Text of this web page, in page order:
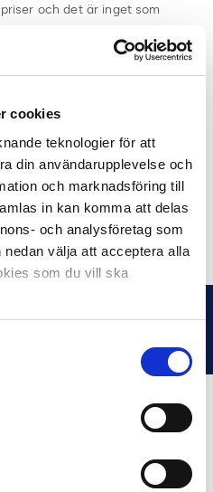
cookies
teknologier för att
din användarupplevelse och
och marknadsföring till
in kan komma att delas
och analysföretag som
välja att acceptera alla
som du vill ska
och det är inget som
eller i värsta fall stå
vi att köpa biljetterna
enklast via respektive
finns här:
MEDIAPARTNER